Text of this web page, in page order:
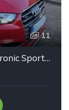
11
AUDI S3 Sedan 2.0 TFSI quattro S tronic Sportback 5p.